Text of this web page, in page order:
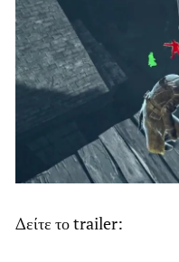
Δείτε το trailer: